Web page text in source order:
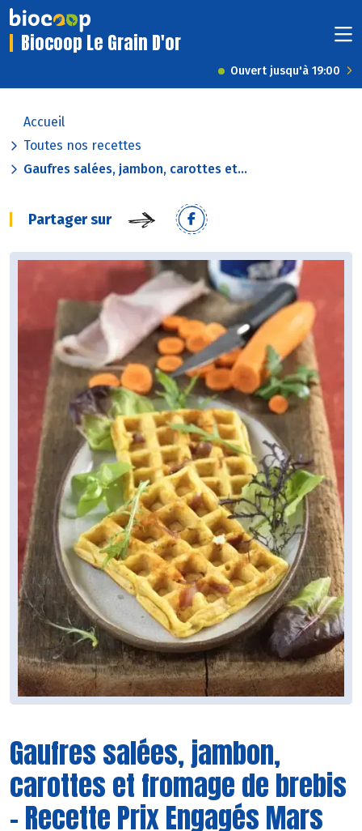
Biocoop Le Grain D'or
Ouvert jusqu'à 19:00
Accueil
Toutes nos recettes
Gaufres salées, jambon, carottes et...
Partager sur
Gaufres salées, jambon,
carottes et fromage de brebis
- Recette Prix Engagés Mars